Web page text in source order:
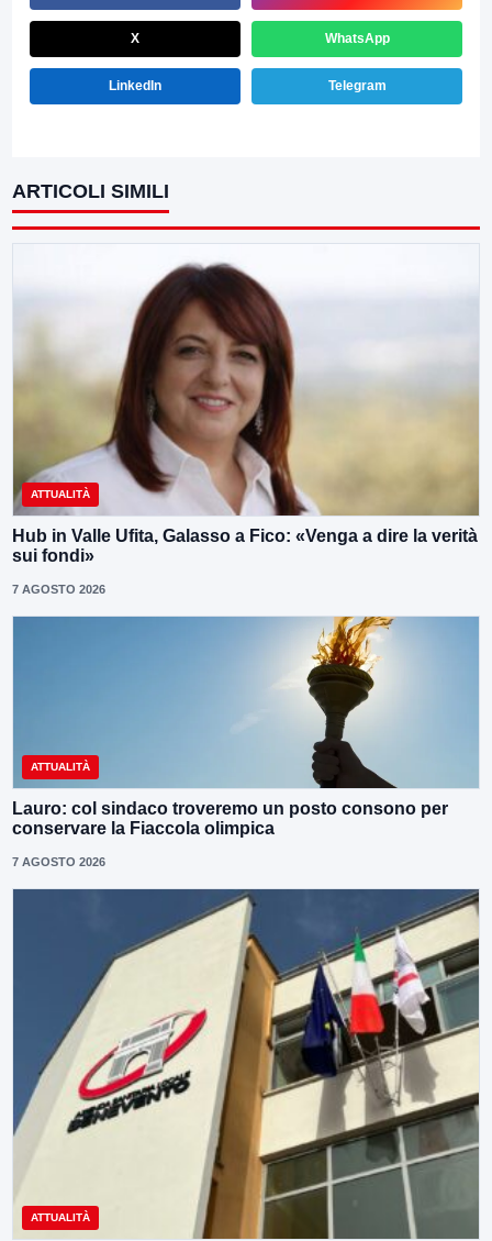
X WhatsApp
LinkedIn Telegram
ARTICOLI SIMILI
ATTUALITÀ
Hub in Valle Ufita, Galasso a Fico: «Venga a dire la verità
sui fondi»
7 AGOSTO 2026
ATTUALITÀ
Lauro: col sindaco troveremo un posto consono per
conservare la Fiaccola olimpica
7 AGOSTO 2026
ATTUALITÀ